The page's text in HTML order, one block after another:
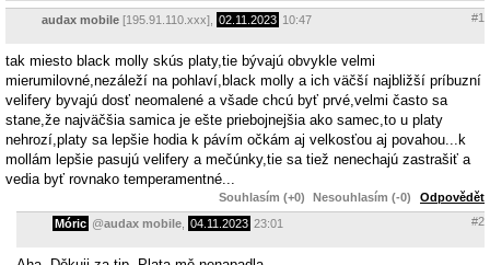
audax mobile [195.91.110.xxx], 02.11.2023 10:47 #1
tak miesto black molly skús platy,tie bývajú obvykle velmi
mierumilovné,nezáleží na pohlaví,black molly a ich väčší najbližší príbuzní
velifery byvajú dosť neomalené a všade chcú byť prvé,velmi často sa
stane,že najväčšia samica je ešte priebojnejšia ako samec,to u platy
nehrozí,platy sa lepšie hodia k pávím očkám aj velkosťou aj povahou...k
mollám lepšie pasujú velifery a mečúnky,tie sa tiež nenechajú zastrašiť a
vedia byť rovnako temperamentné...
Souhlasím (+0) Nesouhlasím (-0) Odpovědět
Móric @audax mobile 04.11.2023 23:01 #2